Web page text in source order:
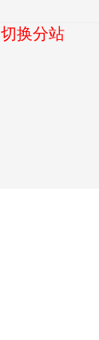
切换分站